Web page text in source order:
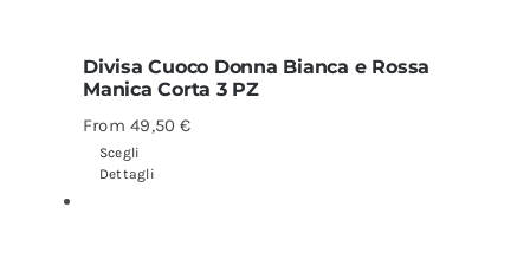
Divisa Cuoco Donna Bianca e Rossa
Manica Corta 3 PZ
From49,50€
Scegli
Dettagli